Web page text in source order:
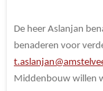
De heer Aslanjan
benaderen voor
Middenbouw willen